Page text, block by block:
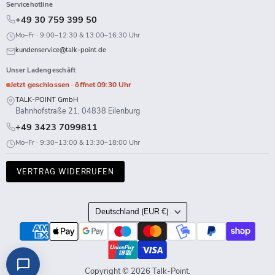
Servicehotline
+49 30 759 399 50
Mo–Fr · 9:00–12:30 & 13:00–16:30 Uhr
kundenservice@talk-point.de
Unser Ladengeschäft
Jetzt geschlossen · öffnet 09:30 Uhr
TALK-POINT GmbH
Bahnhofstraße 21, 04838 Eilenburg
+49 3423 7099811
Mo–Fr · 9:30–13:00 & 13:30–18:00 Uhr
VERTRAG WIDERRUFEN
Land
Deutschland (EUR €)
Copyright © 2026 Talk-Point.